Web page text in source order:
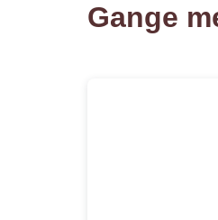
Gange